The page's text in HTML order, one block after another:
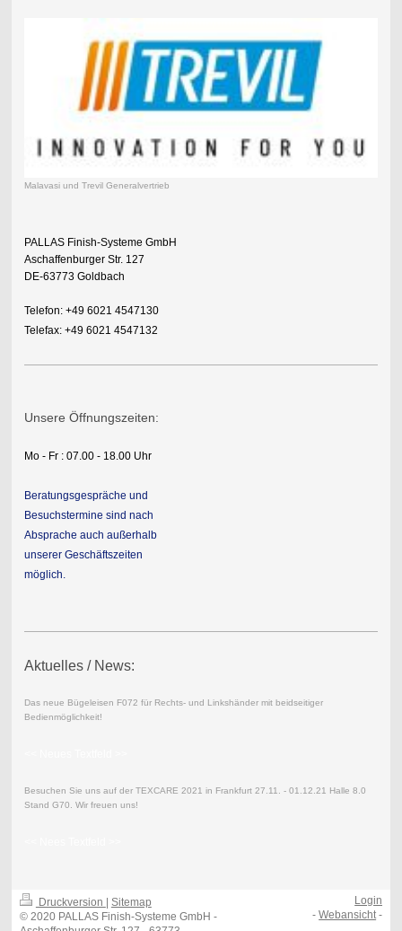
Malavasi und Trevil Generalvertrieb
PALLAS Finish-Systeme GmbH
Aschaffenburger Str. 127
DE-63773 Goldbach
Telefon: +49 6021 4547130
Telefax: +49 6021 4547132
Unsere Öffnungszeiten:
Mo - Fr : 07.00 - 18.00 Uhr
Beratungsgespräche und
Besuchstermine sind nach
Absprache auch außerhalb
unserer Geschäftszeiten
möglich.
Aktuelles / News:
Das neue Bügeleisen F072 für Rechts- und Linkshänder mit beidseitiger
Bedienmöglichkeit!
Besuchen Sie uns auf der TEXCARE 2021 in Frankfurt 27.11. - 01.12.21 Halle 8.0
Stand G70. Wir freuen uns!
Druckversion
Sitemap
© 2020 PALLAS Finish-Systeme GmbH -
Login
-Webansicht-